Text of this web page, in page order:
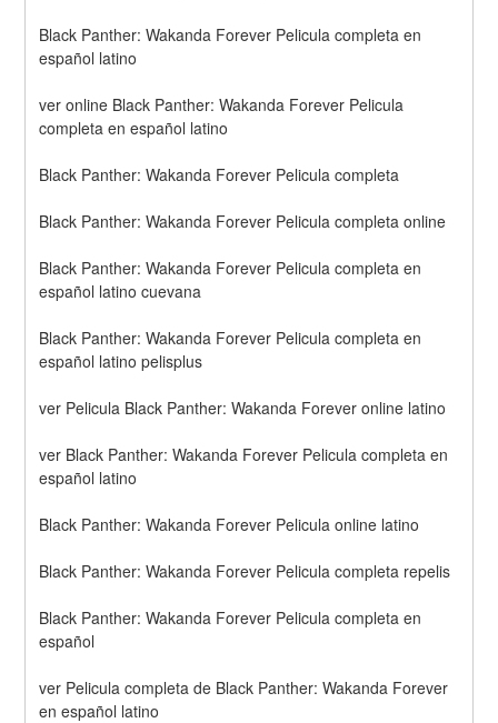
Black Panther: Wakanda Forever Pelicula completa en
español latino
ver online Black Panther: Wakanda Forever Pelicula
completa en español latino
Black Panther: Wakanda Forever Pelicula completa
Black Panther: Wakanda Forever Pelicula completa online
Black Panther: Wakanda Forever Pelicula completa en
español latino cuevana
Black Panther: Wakanda Forever Pelicula completa en
español latino pelisplus
ver Pelicula Black Panther: Wakanda Forever online latino
ver Black Panther: Wakanda Forever Pelicula completa en
español latino
Black Panther: Wakanda Forever Pelicula online latino
Black Panther: Wakanda Forever Pelicula completa repelis
Black Panther: Wakanda Forever Pelicula completa en
español
ver Pelicula completa de Black Panther: Wakanda Forever
en español latino